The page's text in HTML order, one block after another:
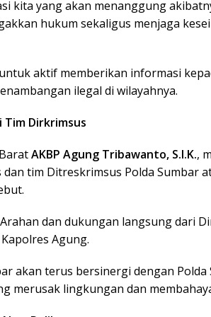
kita yang akan menanggung
hukum sekaligus menjaga
aktif memberikan informasi
ilegal di wilayahnya.
Tim Dirkrimsus
AKBP Agung Tribawanto, S.I.K.,
tim Ditreskrimsus Polda Sumbar
dan dukungan langsung dari
Agung.
akan terus bersinergi dengan Polda
merusak lingkungan dan